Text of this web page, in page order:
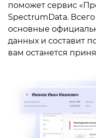
поможет сервис
SpectrumData.
основные
данных и составит
вам останется